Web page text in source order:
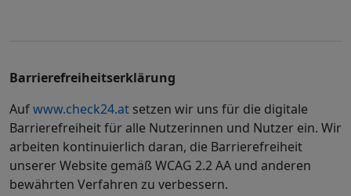
Barrierefreiheitserklärung
Aufwww.check24.at setzen wir uns für die digitale
Barrierefreiheit für alle Nutzerinnen und Nutzer ein. Wir
arbeiten kontinuierlich daran, die Barrierefreiheit
unserer Website gemäß WCAG 2.2 AA und anderen
bewährten Verfahren zu verbessern.